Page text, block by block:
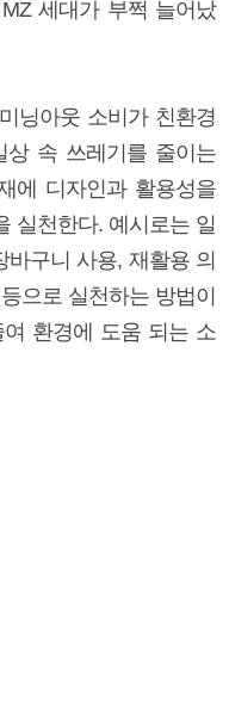
세대가 부쩍 늘어났
닝아웃 소비가 친환경
상 속 쓰레기를 줄이는
에 디자인과 활용성을
실천한다. 예시로는 일
구니 사용, 재활용 의
으로 실천하는 방법이
환경에 도움 되는 소